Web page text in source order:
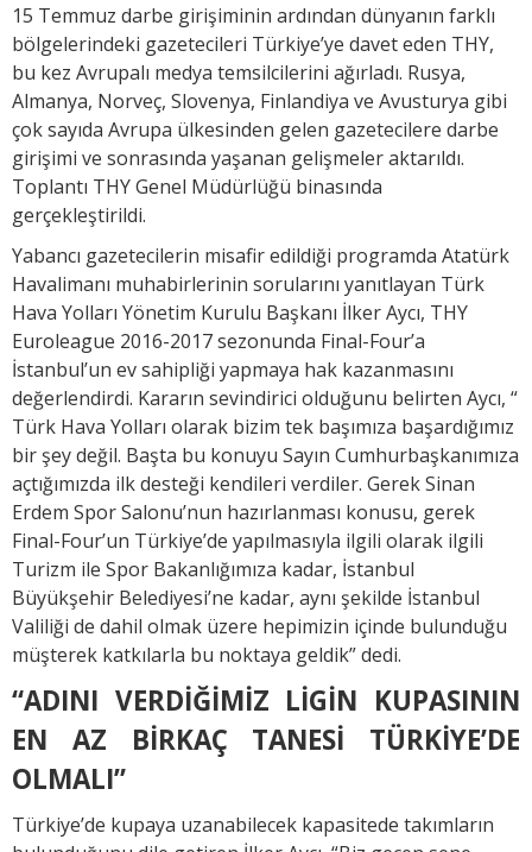
15 Temmuz darbe girişiminin ardından dünyanın farklı
bölgelerindeki gazetecileri Türkiye’ye davet eden THY,
bu kez Avrupalı medya temsilcilerini ağırladı. Rusya,
Almanya, Norveç, Slovenya, Finlandiya ve Avusturya gibi
çok sayıda Avrupa ülkesinden gelen gazetecilere darbe
girişimi ve sonrasında yaşanan gelişmeler aktarıldı.
Toplantı THY Genel Müdürlüğü binasında
gerçekleştirildi.
Yabancı gazetecilerin misafir edildiği programda Atatürk
Havalimanı muhabirlerinin sorularını yanıtlayan Türk
Hava Yolları Yönetim Kurulu Başkanı İlker Aycı, THY
Euroleague 2016-2017 sezonunda Final-Four’a
İstanbul’un ev sahipliği yapmaya hak kazanmasını
değerlendirdi. Kararın sevindirici olduğunu belirten Aycı, “
Türk Hava Yolları olarak bizim tek başımıza başardığımız
bir şey değil. Başta bu konuyu Sayın Cumhurbaşkanımıza
açtığımızda ilk desteği kendileri verdiler. Gerek Sinan
Erdem Spor Salonu’nun hazırlanması konusu, gerek
Final-Four’un Türkiye’de yapılmasıyla ilgili olarak ilgili
Turizm ile Spor Bakanlığımıza kadar, İstanbul
Büyükşehir Belediyesi’ne kadar, aynı şekilde İstanbul
Valiliği de dahil olmak üzere hepimizin içinde bulunduğu
müşterek katkılarla bu noktaya geldik” dedi.
“ADINI VERDİĞİMİZ LİGİN KUPASININ
EN AZ BİRKAÇ TANESİ TÜRKİYE’DE
OLMALI”
Türkiye’de kupaya uzanabilecek kapasitede takımların